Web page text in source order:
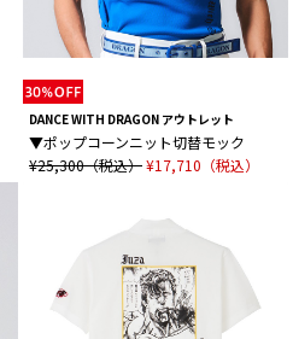
DANCE WITH DRAGON アウトレット
▼ポップコーンニット切替モック
¥25,300（税込）¥17,710（税込）